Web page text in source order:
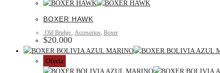
BOXER HAWK
.Old Bridge., Accesorios, Boxer
$20.000
Oferta